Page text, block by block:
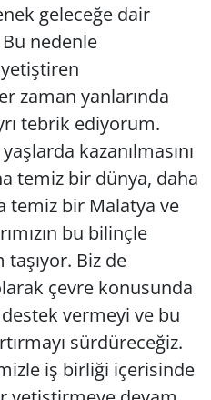
geleceğe dair
Bu nedenle
zaman yanlarında
tebrik ediyorum.
kazanılmasını
temiz bir dünya, daha
temiz bir Malatya ve
bu bilinçle
Biz de
çevre konusunda
vermeyi ve bu
sürdüreceğiz.
iş birliği içerisinde